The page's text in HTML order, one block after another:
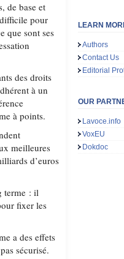
de base et
pour
que sont ses
des droits
à un
à points.
meilleures
d’euros
terme : il
fixer les
a des effets
sécurisé.
LEARN
Authors
Contact Us
Editorial
OUR
Lavoce.info
VoxEU
Dokdoc